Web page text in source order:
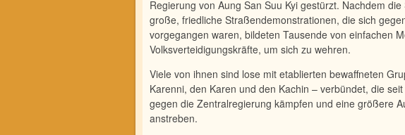
Regierung von Aung San Suu Kyi gestürzt. Nachdem
große, friedliche Straßen­demonstrationen, die sich
vorgegangen waren, bildeten Tausende von einfachen
Volksverteidigungskräfte, um sich zu wehren.
Viele von ihnen sind lose mit etablierten bewaffneten
Karenni, den Karen und den Kachin – verbündet, die
gegen die Zentralregie­rung kämpfen und eine größere
anstreben.